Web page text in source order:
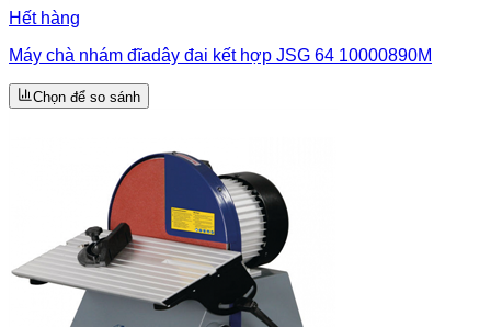
Hết hàng
Máy chà nhám đĩadây đai kết hợp JSG 64 10000890M
Chọn để so sánh